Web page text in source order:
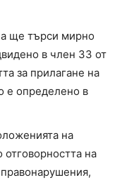
ще търси мирно
в член 33 от
за прилагане на
е определено в
на
на